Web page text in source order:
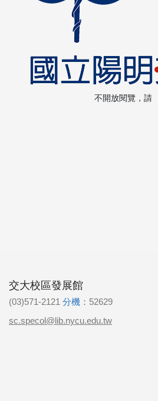
不開放閱覽，請
交大校區發展館
(03)571-2121 分機： 52629
sc.specol@lib.nycu.edu.tw